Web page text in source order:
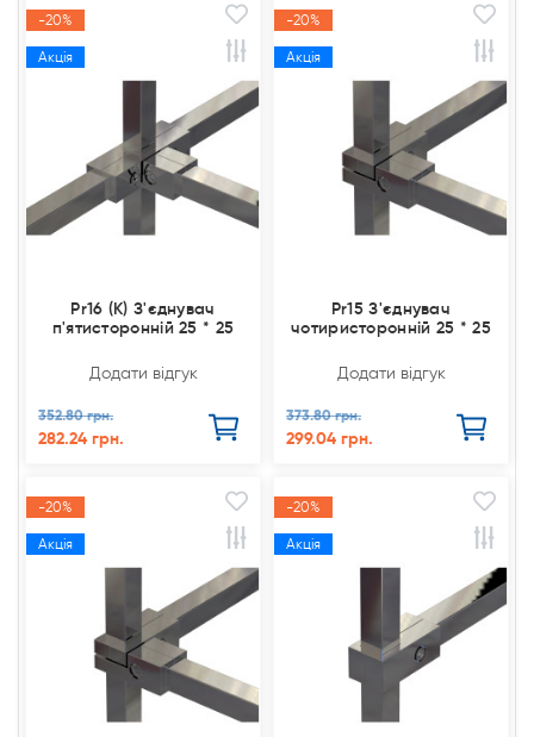
-20%
Акція
Pr16 (К) З'єднувач
п'ятисторонній 25 * 25
Додати відгук
352.80 грн.
282.24 грн.
-20%
Акція
Pr15 З'єднувач
чотиристоронній 25 * 25
Додати відгук
373.80 грн.
299.04 грн.
-20%
Акція
-20%
Акція